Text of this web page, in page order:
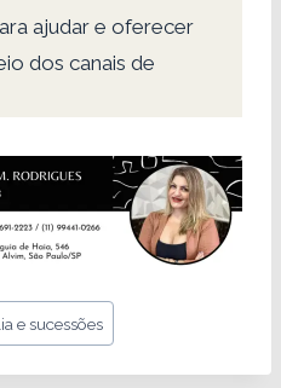
ajudar e oferecer
dos canais de
e sucessões